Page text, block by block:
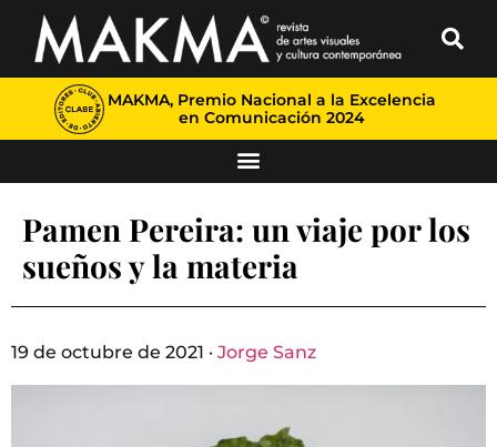
MAKMA, Premio Nacional a la Excelencia
en Comunicación 2024
Pamen Pereira: un viaje por los
sueños y la materia
19 de octubre de 2021 · Jorge Sanz